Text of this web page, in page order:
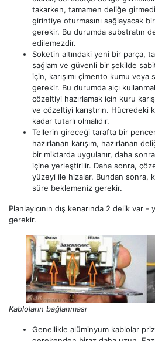
takarken, tamamen deliğe
girintiye oturmasını sağlayacak
gerekir. Bu durumda substratın
edilemezdir.
Soketin altındaki yeni bir parça,
sağlam ve güvenli bir şekilde
için, karışımı çimento kumu veya
gerekir. Bu durumda alçı
çözeltiyi hazırlamak için kuru
ve çözeltiyi karıştırın.
kadar tutarlı olmalıdır.
Tellerin gireceği tarafta bir
hazırlanan karışım, hazırlanan
bir miktarda uygulanır, daha
içine yerleştirilir. Daha sonra,
yüzeyi ile hizalar. Bundan sonra,
süre beklemeniz gerekir.
Planlayıcının dış kenarında 2 delik var
gerekir.
Kabloların bağlanması
Genellikle alüminyum kablolar